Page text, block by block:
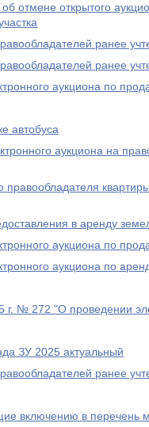
отмене открытого
ранее
ранее
аукциона по
автобуса
аукциона на
в аренду
аукциона по
аукциона по
г. № 272 "О проведении
ЗУ 2025 актуальный
ранее
включению в перечень